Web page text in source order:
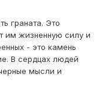
граната. Это
им жизненную силу и
- это камень
В сердцах людей
мысли и